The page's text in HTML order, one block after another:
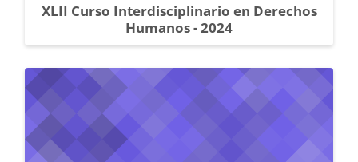
XLII Curso Interdisciplinario en Derechos
Humanos - 2024